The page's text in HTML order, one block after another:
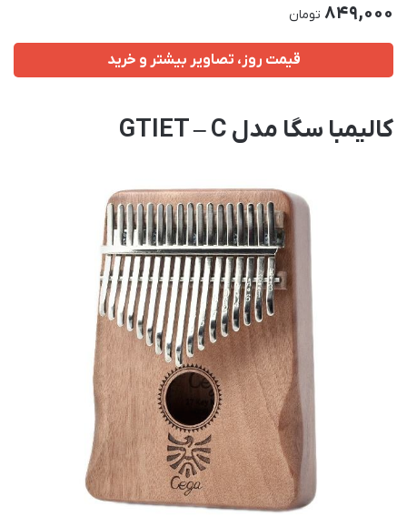
849,000 تومان
قیمت روز، تصاویر بیشتر و خرید
کالیمبا سگا مدل GTIET – C